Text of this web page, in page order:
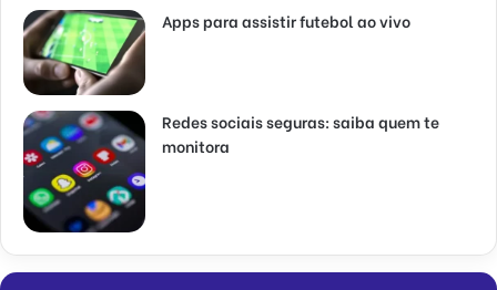
Apps para assistir futebol ao vivo
Redes sociais seguras: saiba quem te
monitora